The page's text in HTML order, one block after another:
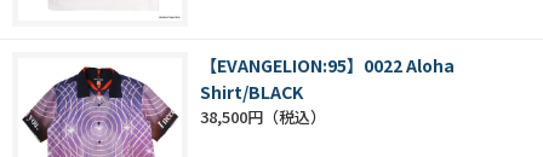
【EVANGELION:95】0022 Aloha
Shirt/BLACK
38,500円